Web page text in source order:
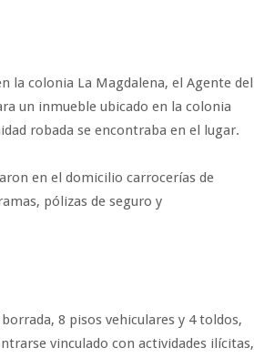
la colonia La Magdalena, el Agente del
un inmueble ubicado en la colonia
robada se encontraba en el lugar.
en el domicilio carrocerías de
pólizas de seguro y
8 pisos vehiculares y 4 toldos,
vinculado con actividades ilícitas,